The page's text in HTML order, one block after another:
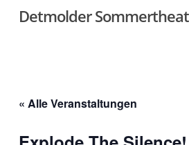
Detmolder
« Alle Veranstaltungen